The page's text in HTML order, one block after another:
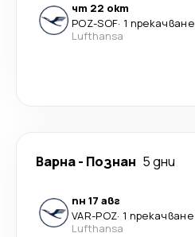
чт 22 окт
POZ-SOF· 1 прекачване
Lufthansa
Варна- Познан 5 дни
пн 17 авг
VAR-POZ· 1 прекачване
Lufthansa